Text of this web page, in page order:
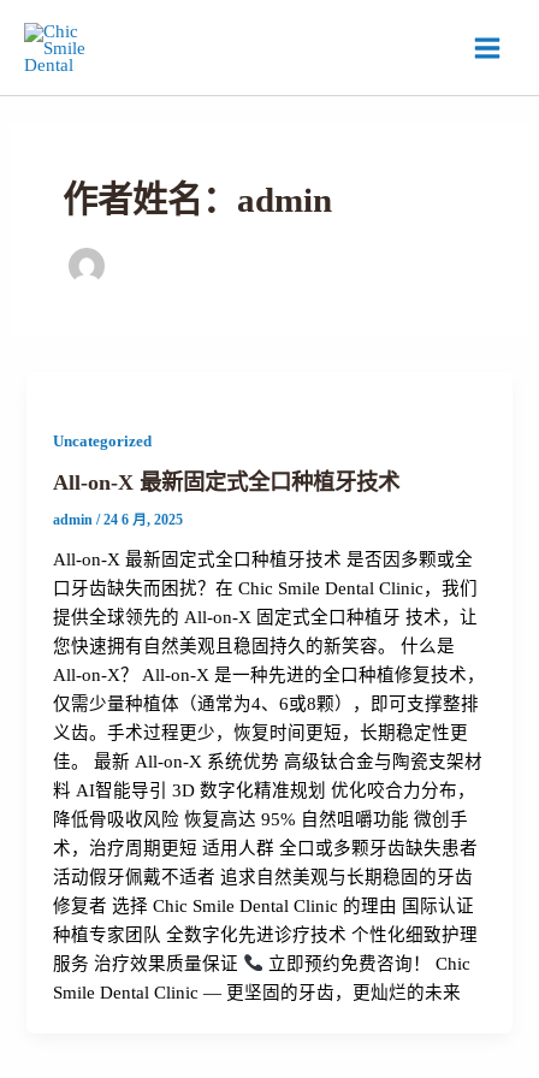
容
作者姓名：admin
Uncategorized
All-on-X 最新固定式全口种植牙技术
admin/24 6 月, 2025
All-on-X 最新固定式全口种植牙技术 是否因多颗或全
口牙齿缺失而困扰？在 Chic Smile Dental Clinic，我们
提供全球领先的 All-on-X 固定式全口种植牙 技术，让
您快速拥有自然美观且稳固持久的新笑容。 什么是
All-on-X？ All-on-X 是一种先进的全口种植修复技术，
仅需少量种植体（通常为4、6或8颗），即可支撑整排
义齿。手术过程更少，恢复时间更短，长期稳定性更
佳。 最新 All-on-X 系统优势 高级钛合金与陶瓷支架材
料 AI智能导引 3D 数字化精准规划 优化咬合力分布，
降低骨吸收风险 恢复高达 95% 自然咀嚼功能 微创手
术，治疗周期更短 适用人群 全口或多颗牙齿缺失患者
活动假牙佩戴不适者 追求自然美观与长期稳固的牙齿
修复者 选择 Chic Smile Dental Clinic 的理由 国际认证
种植专家团队 全数字化先进诊疗技术 个性化细致护理
服务 治疗效果质量保证
立即预约免费咨询！ Chic
Smile Dental Clinic — 更坚固的牙齿，更灿烂的未来